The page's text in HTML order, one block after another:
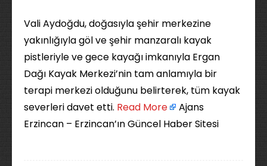
Vali Aydoğdu, doğasıyla şehir merkezine
yakınlığıyla göl ve şehir manzaralı kayak
pistleriyle ve gece kayağı imkanıyla Ergan
Dağı Kayak Merkezi’nin tam anlamıyla bir
terapi merkezi olduğunu belirterek, tüm kayak
severleri davet etti. ​ Read More
Ajans
Erzincan – Erzincan’ın Güncel Haber Sitesi